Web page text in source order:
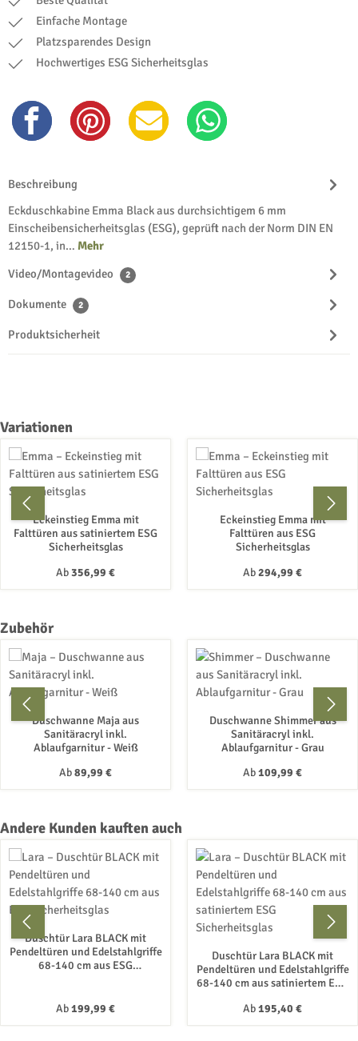
Einfache Montage
Platzsparendes Design
Hochwertiges ESG Sicherheitsglas
Beschreibung
Eckduschkabine Emma Black aus durchsichtigem 6 mm
Einscheibensicherheitsglas (ESG), geprüft nach der Norm DIN EN
12150-1, in… Mehr
Video/Montagevideo
2
Dokumente 2
Produktsicherheit
Produktgalerie überspringen
Variationen
Eckeinstieg Emma mit
Falttüren aus satiniertem ESG
Sicherheitsglas
Regulärer Preis:
Ab 356,99 €
Eckeinstieg Emma mit
Falttüren aus ESG
Sicherheitsglas
Regulärer Preis:
Ab294,99 €
Produktgalerie überspringen
Zubehör
Duschwanne Maja aus
Sanitäracryl inkl.
Ablaufgarnitur - Weiß
Regulärer Preis:
Ab89,99 €
Duschwanne Shimmer aus
Sanitäracryl inkl.
Ablaufgarnitur - Grau
Regulärer Preis:
Ab109,99 €
Produktgalerie überspringen
Andere Kunden kauften auch
Duschtür Lara BLACK mit
Pendeltüren und Edelstahlgriffe
68-140 cm aus ESG
Regulärer Preis:
Ab199,99 €
Duschtür Lara BLACK mit
Pendeltüren und Edelstahlgriffe
68-140 cm aus satiniertem ESG
Regulärer Preis:
Ab195,40 €